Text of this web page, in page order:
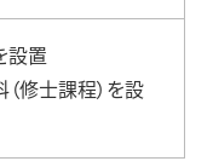
設置
修士課程）を設